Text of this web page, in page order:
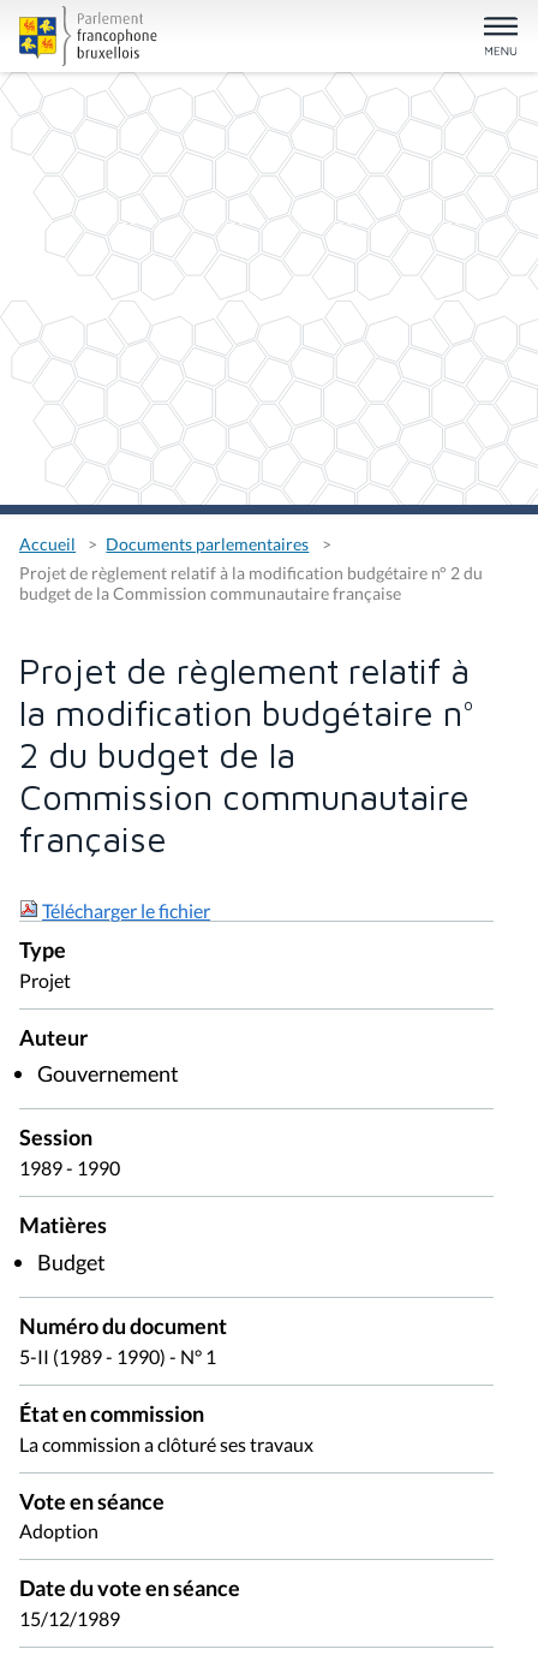
Accueil
Documents parlementaires
Projet de règlement relatif à la modification budgétaire n° 2 du
budget de la Commission communautaire française
Projet de règlement relatif à
la modification budgétaire n°
2 du budget de la
Commission communautaire
française
Télécharger le fichier
Type
Projet
Auteur
Gouvernement
Session
1989 - 1990
Matières
Budget
Numéro du document
5-II (1989 - 1990) - N° 1
État en commission
La commission a clôturé ses travaux
Vote en séance
Adoption
Date du vote en séance
15/12/1989